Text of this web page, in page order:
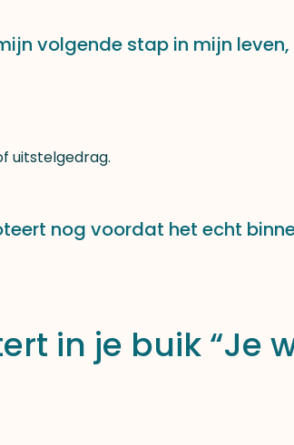
volgende stap in mijn
uitstelgedrag.
nog voordat het echt
in je buik “Je